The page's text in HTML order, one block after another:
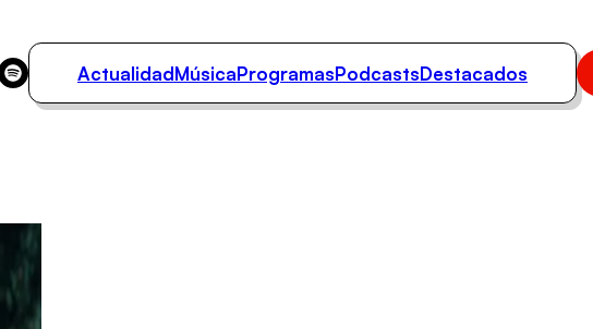
ActualidadMúsicaProgramasPodcastsDestacados